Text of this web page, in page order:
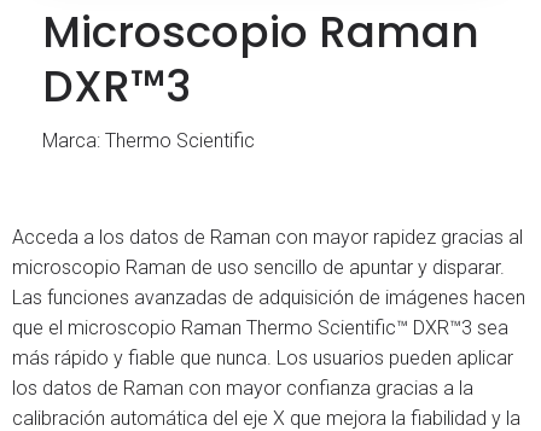
Microscopio Raman
DXR™3
Marca: Thermo Scientific
Acceda a los datos de Raman con mayor rapidez gracias al
microscopio Raman de uso sencillo de apuntar y disparar.
Las funciones avanzadas de adquisición de imágenes hacen
que el microscopio Raman Thermo Scientific™ DXR™3 sea
más rápido y fiable que nunca. Los usuarios pueden aplicar
los datos de Raman con mayor confianza gracias a la
calibración automática del eje X que mejora la fiabilidad y la